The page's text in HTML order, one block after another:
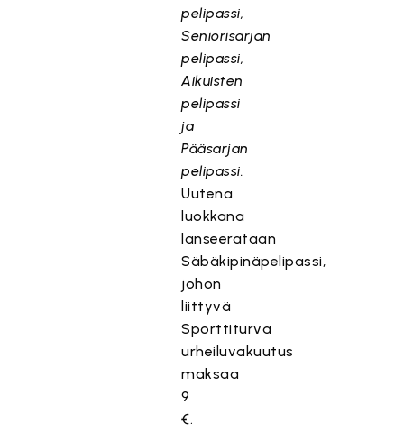
pelipassi,
Seniorisarjan
pelipassi,
Aikuisten
pelipassi
ja
Pääsarjan
pelipassi.
Uutena
luokkana
lanseerataan
Säbäkipinäpelipassi,
johon
liittyvä
Sporttiturva
urheiluvakuutus
maksaa
9
€.